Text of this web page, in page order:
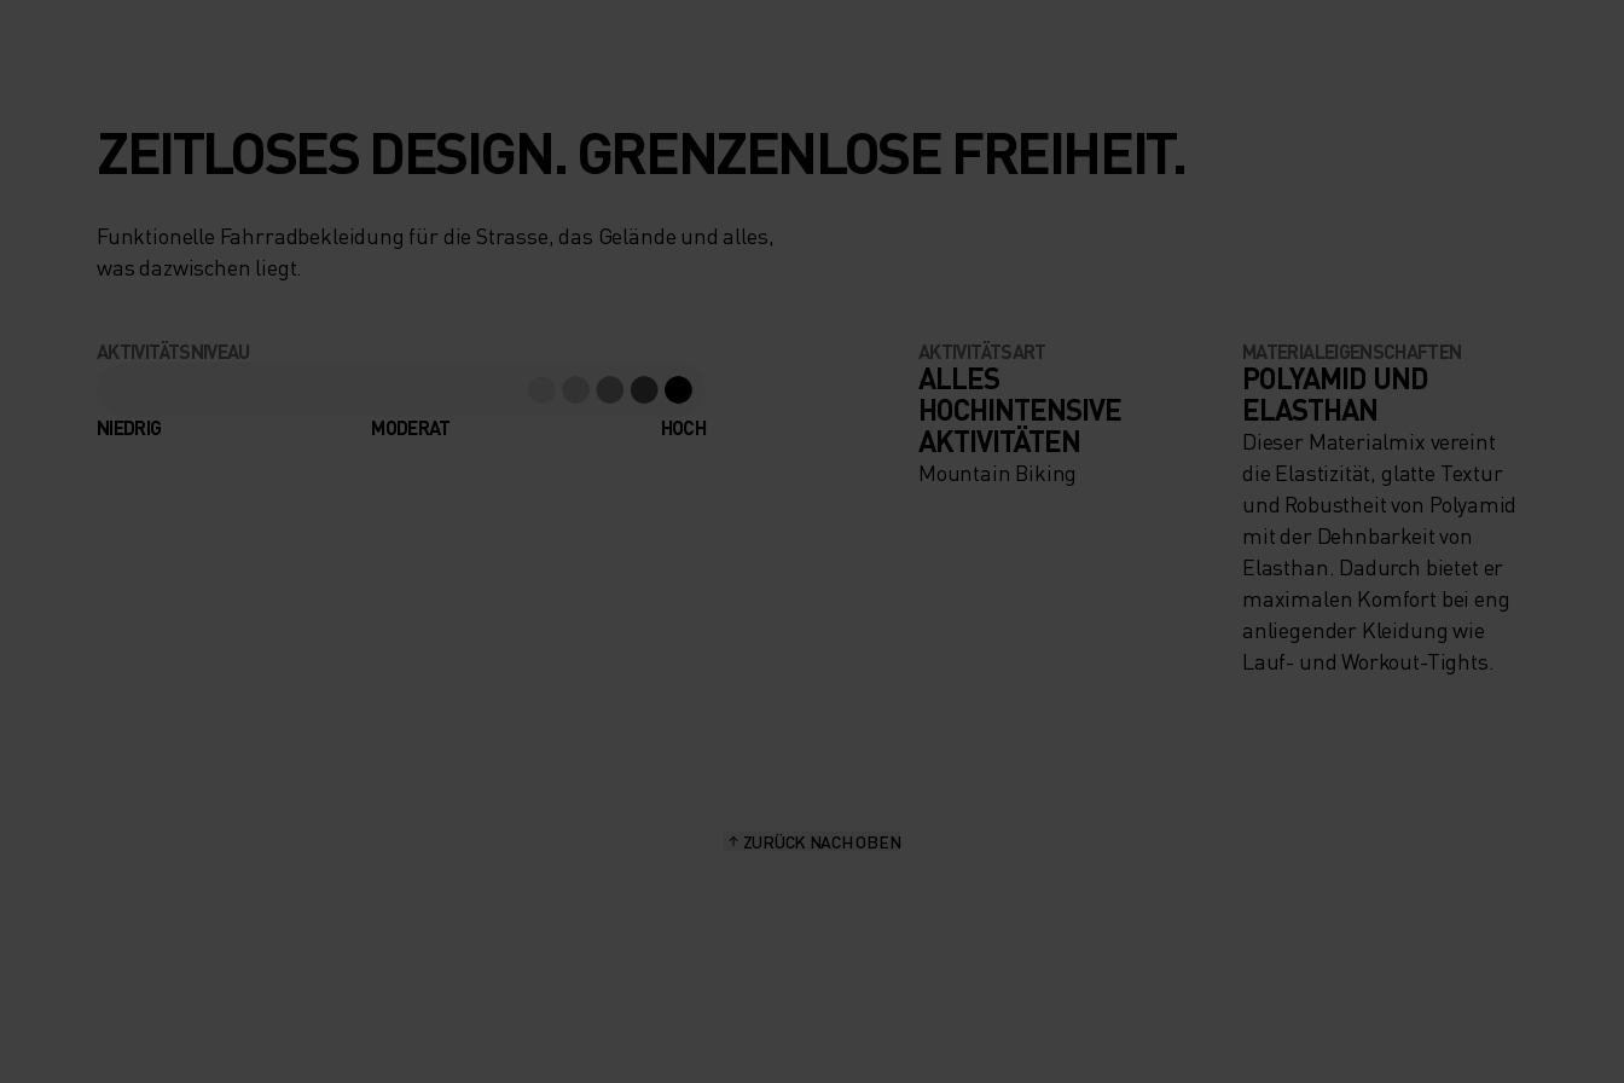
ZEITLOSES DESIGN. GRENZENLOSE FREIHEIT.
Funktionelle Fahrradbekleidung für die Strasse, das Gelände und alles,
was dazwischen liegt.
AKTIVITÄTSNIVEAU
NIEDRIG MODERAT HOCH
AKTIVITÄTSART
ALLES
HOCHINTENSIVE
AKTIVITÄTEN
Mountain Biking
MATERIALEIGENSCHAFTEN
POLYAMID UND
ELASTHAN
Dieser Materialmix vereint
die Elastizität, glatte Textur
und Robustheit von Polyamid
mit der Dehnbarkeit von
Elasthan. Dadurch bietet er
maximalen Komfort bei eng
anliegender Kleidung wie
Lauf- und Workout-Tights.
ZURÜCK NACH OBEN